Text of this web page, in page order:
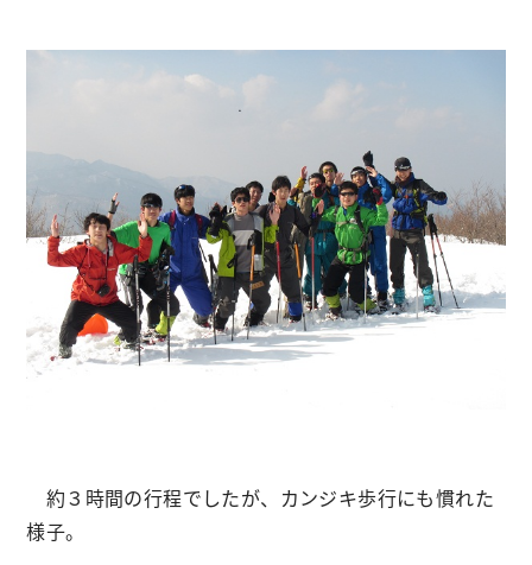
約３時間の行程でしたが、カンジキ歩行にも慣れた
様子。